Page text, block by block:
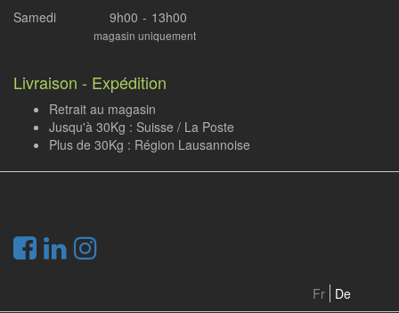
Samedi
9h00 - 13h00
magasin uniquement
Livraison - Expédition
Retrait au magasin
Jusqu'à 30Kg : Suisse / La Poste
Plus de 30Kg : Région Lausannoise
Fr De